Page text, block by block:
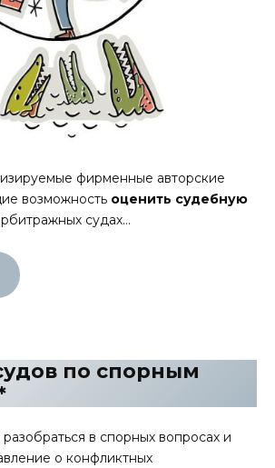
фирменные авторские
возможность оценить судебную
судах…
по спорным
в спорных вопросах и
о конфликтных